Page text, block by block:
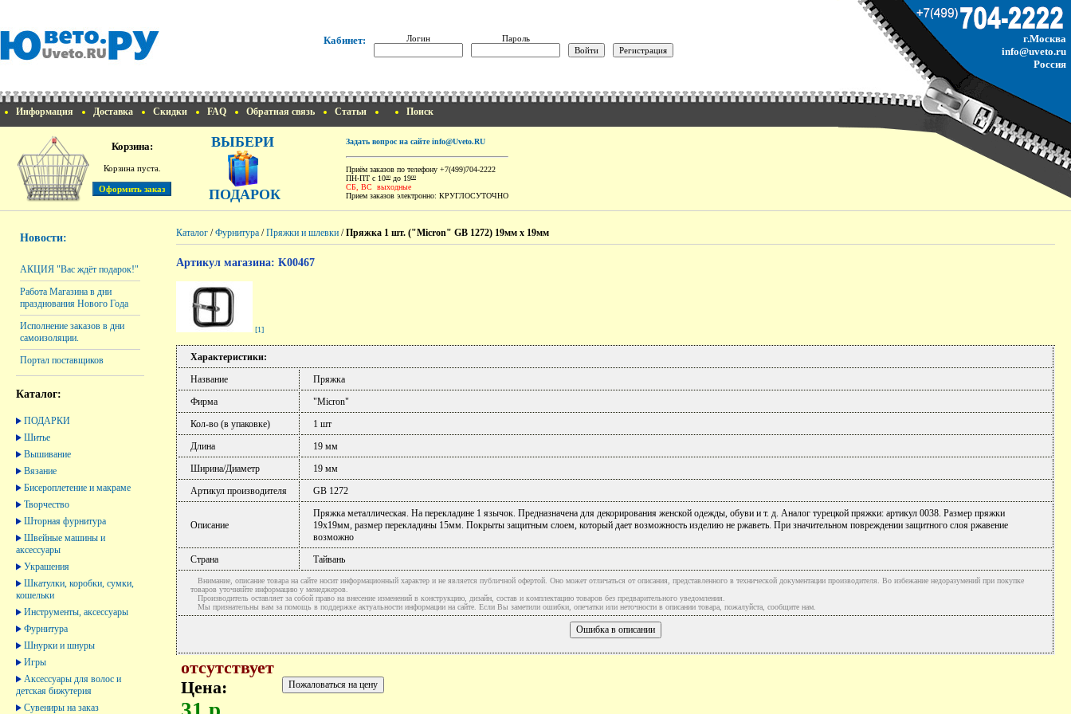
Кабинет: Логин Пароль
г.Москва
info@uveto.ru
Россия
Информация Доставка Скидки FAQ Обратная связь Статьи Поиск
Корзина:
Корзина пуста.
ВЫБЕРИ
ПОДАРОК
Задать вопрос на сайте info@Uveto.RU
Приём заказов по телефону +7(499)704-2222
ПН-ПТ с 1000 до 1900
СБ, ВС выходные
Прием заказов электронно: КРУГЛОСУТОЧНО
Новости:
АКЦИЯ "Вас ждёт подарок!"
Работа Магазина в дни
празднования Нового Года
Исполнение заказов в дни
самоизоляции.
Портал поставщиков
Каталог:
ПОДАРКИ
Шитье
Вышивание
Вязание
Бисероплетение и макраме
Творчество
Шторная фурнитура
Швейные машины и
аксессуары
Украшения
Шкатулки, коробки, сумки,
кошельки
Инструменты, аксессуары
Фурнитура
Шнурки и шнуры
Игры
Аксессуары для волос и
детская бижутерия
Сувениры на заказ
Каталог /Фурнитура /Пряжки и шлевки /Пряжка 1 шт. ("Micron" GB 1272) 19мм х 19мм
Артикул магазина: K00467
[1]
Характеристики:
Название
Пряжка
Фирма
"Micron"
Кол-во (в упаковке)
1 шт
Длина
19 мм
Ширина/Диаметр
19 мм
Артикул производителя
GB 1272
Описание
Пряжка металлическая. На перекладине 1 язычок. Предназначена для декорирования женской одежды, обуви и т. д. Аналог турецкой пряжки: артикул 0038. Размер пряжки
19х19мм, размер перекладины 15мм. Покрыты защитным слоем, который дает возможность изделию не ржаветь. При значительном повреждении защитного слоя ржавение
возможно
Страна
Тайвань
Внимание, описание товара на сайте носит информационный характер и не является публичной офертой. Оно может отличаться от описания, представленного в технической документации производителя. Во избежание недоразумений при покупке
товаров уточняйте информацию у менеджеров.
Производитель оставляет за собой право на внесение изменений в конструкцию, дизайн, состав и комплектацию товаров без предварительного уведомления.
Мы признательны вам за помощь в поддержке актуальности информации на сайте. Если Вы заметили ошибки, опечатки или неточности в описании товара, пожалуйста, сообщите нам.
отсутствует
Цена: